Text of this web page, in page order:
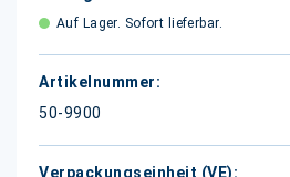
Auf Lager. Sofort lieferbar.
50-9900